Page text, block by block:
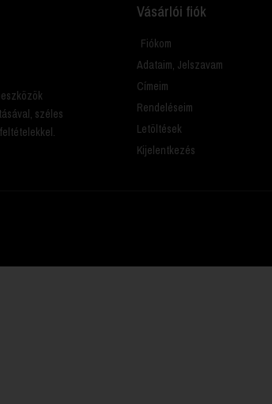
széles
Vásárlói fiók
Fiókom
Adataim, Jelszavam
Címeim
Rendeléseim
Letöltések
Kijelentkezés